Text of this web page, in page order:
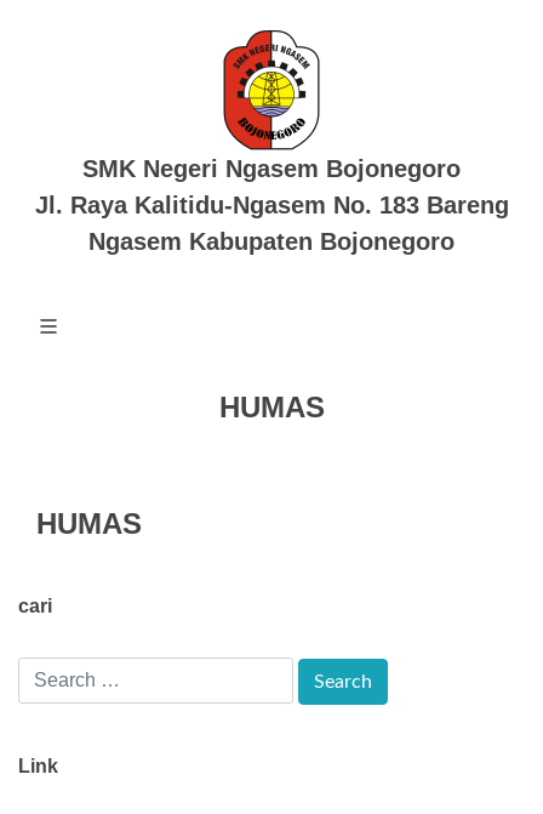
SMK Negeri Ngasem Bojonegoro
Jl. Raya Kalitidu-Ngasem No. 183 Bareng
Ngasem Kabupaten Bojonegoro
HUMAS
HUMAS
cari
Link